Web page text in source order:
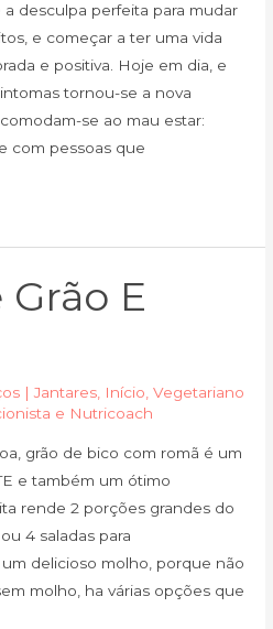
desculpa perfeita para mudar
e começar a ter uma vida
e positiva. Hoje em dia, e
tornou-se a nova
se ao mau estar:
com pessoas que
E
| Jantares Início ,Vegetariano
e Nutricoach
grão de bico com romã é um
e também um ótimo
rende 2 porções grandes do
4 saladas para
delicioso molho, porque não
molho, ha várias opções que